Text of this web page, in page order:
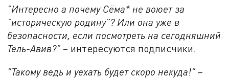
"Интересно а почему Сёма* не воюет за
"историческую родину"? Или она уже в
безопасности, если посмотреть на сегодняшний
Тель-Авив?" – интересуются подписчики.
"Такому ведь и уехать будет скоро некуда!" –